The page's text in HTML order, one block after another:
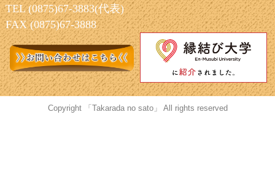
TEL (0875)67-3883(代表)
FAX (0875)67-3888
Copyright 「Takarada no sato」 All rights reserved